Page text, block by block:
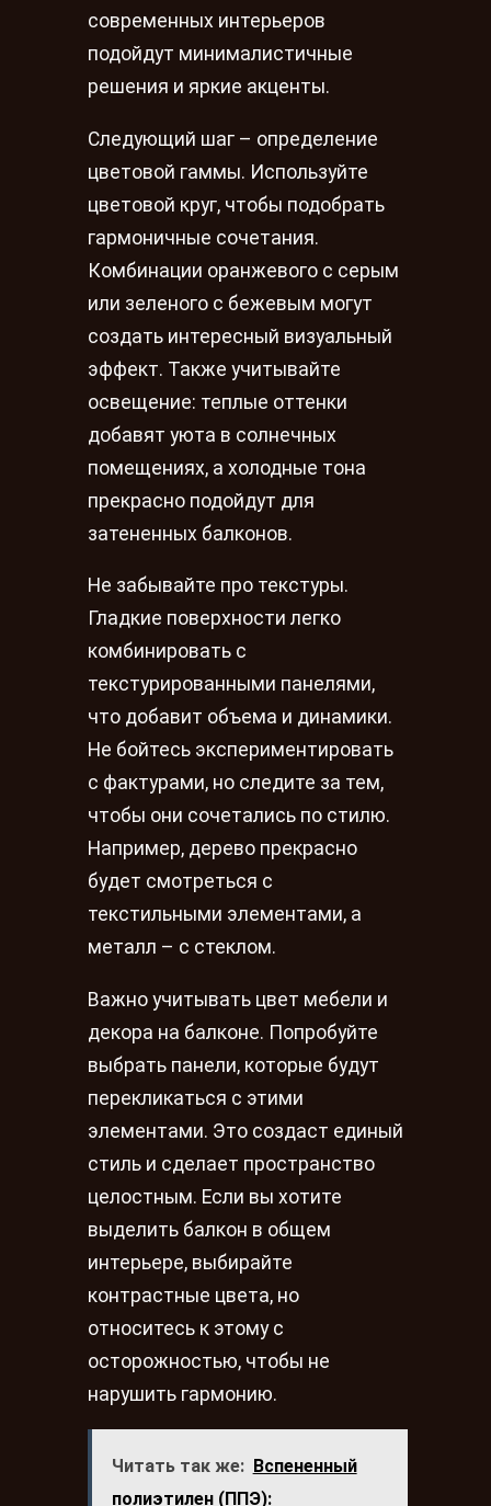
современных интерьеров
подойдут минималистичные
решения и яркие акценты.
Следующий шаг – определение
цветовой гаммы. Используйте
цветовой круг, чтобы подобрать
гармоничные сочетания.
Комбинации оранжевого с серым
или зеленого с бежевым могут
создать интересный визуальный
эффект. Также учитывайте
освещение: теплые оттенки
добавят уюта в солнечных
помещениях, а холодные тона
прекрасно подойдут для
затененных балконов.
Не забывайте про текстуры.
Гладкие поверхности легко
комбинировать с
текстурированными панелями,
что добавит объема и динамики.
Не бойтесь экспериментировать
с фактурами, но следите за тем,
чтобы они сочетались по стилю.
Например, дерево прекрасно
будет смотреться с
текстильными элементами, а
металл – с стеклом.
Важно учитывать цвет мебели и
декора на балконе. Попробуйте
выбрать панели, которые будут
перекликаться с этими
элементами. Это создаст единый
стиль и сделает пространство
целостным. Если вы хотите
выделить балкон в общем
интерьере, выбирайте
контрастные цвета, но
относитесь к этому с
осторожностью, чтобы не
нарушить гармонию.
Читать так же: Вспененный
полиэтилен (ППЭ):